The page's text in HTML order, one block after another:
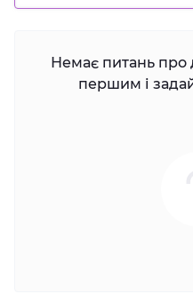
Немає питань про
першим і